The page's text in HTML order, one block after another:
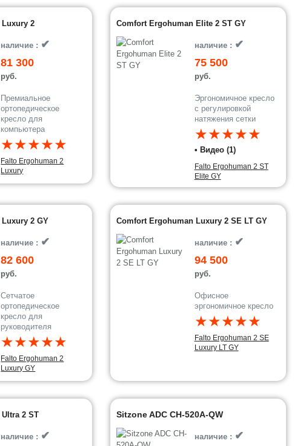
2
наличие : ✔
81 300
руб.
Премиальное
ортопедическое
кресло для
компьютера
★★★★★
Falto Ergohuman 2
Luxury
Comfort Ergohuman Elite 2 ST GY
наличие : ✔
75 500
руб.
Эргономичное кресло
с регулировкой
натяжения сетки
★★★★★
• Видео (1)
Falto Ergohuman 2 ST
Elite GY
2 GY
наличие : ✔
82 600
руб.
Сетчатое
ортопедическое
кресло для
руководителя
★★★★★
Falto Ergohuman 2
Luxury GY
Comfort Ergohuman Luxury 2 SE LT GY
наличие : ✔
94 500
руб.
Офисное
эргономичное кресло
★★★★★
Falto Ergohuman 2 SE
Luxury LT GY
2 ST
наличие : ✔
Sitzone ADC CH-520A-QW
наличие : ✔